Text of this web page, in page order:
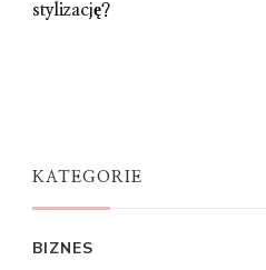
stylizację?
KATEGORIE
BIZNES